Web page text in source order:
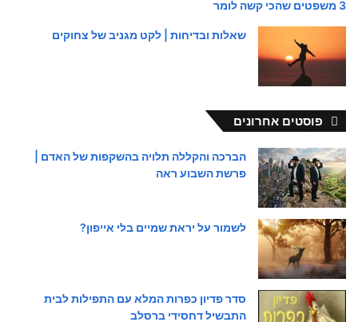
3 משפטים שהכי קשה לומר
שאלות ובדיחות | לקט מגניב של צחוקים
פוסטים אחרונים
הברכה והקללה תלויה בהשקפות של האדם |
פרשת השבוע ראה
לשמור על יראת שמיים בלי אייפון?
סדר פדיון כפרות המלא עם התפילות לבית
התבשיל דחסידי ברסלב